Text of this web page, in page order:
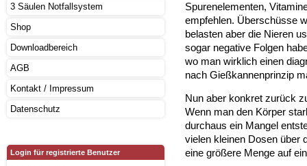
3 Säulen Notfallsystem
Shop
Downloadbereich
AGB
Kontakt / Impressum
Datenschutz
Login für registrierte Benutzer
Spurenelementen,
empfehlen. Überschüsse
belasten aber die Nieren
sogar negative Folgen
wo man wirklich einen
nach Gießkannenprinzip
Nun aber konkret zurück
Wenn man den Körper
durchaus ein Mangel
vielen kleinen Dosen über
eine größere Menge auf